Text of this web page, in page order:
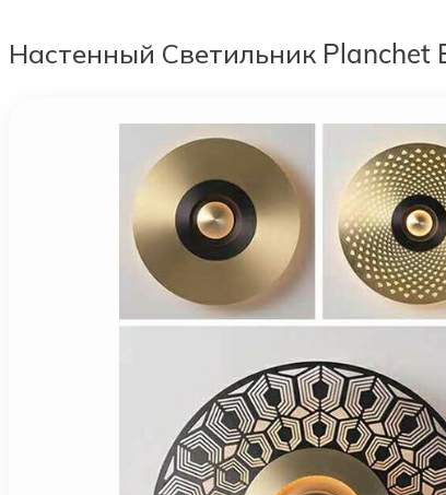
Настенный Светильник Planchet